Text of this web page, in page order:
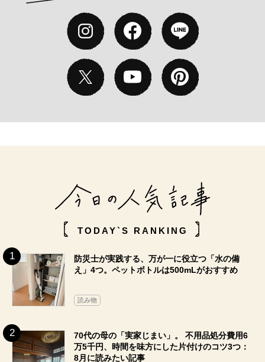
TODAY`S RANKING
防災士が実践する、万が一に役立つ「水の備
え」4つ。ペットボトルは500mLがおすすめ
読み物
70代の母の「実家じまい」。 不用品処分費用6
万5千円、時間を味方にした片付けのコツ3つ：
8月に読みたい記事